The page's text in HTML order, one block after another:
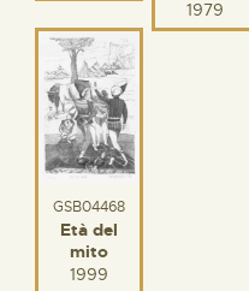
1979
GSB04468
Età del
mito
1999